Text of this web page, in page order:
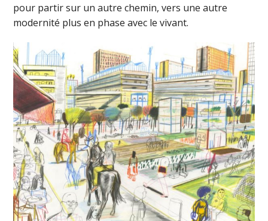
pour partir sur un autre chemin, vers une autre
modernité plus en phase avec le vivant.